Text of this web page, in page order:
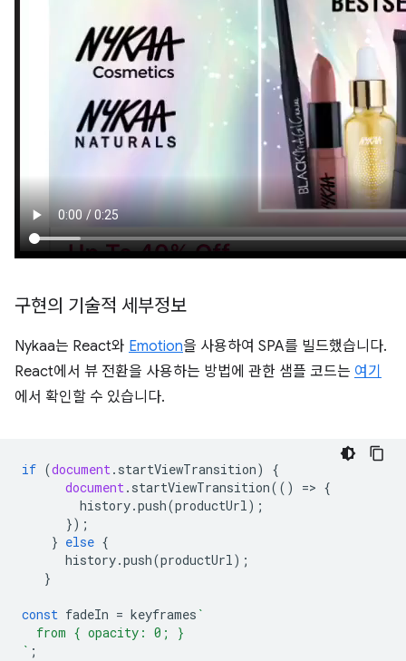
구현의 기술적 세부정보
Nykaa는 React와 Emotion을 사용하여 SPA를 빌드했습니다.
React에서 뷰 전환을 사용하는 방법에 관한 샘플 코드는 여기
에서 확인할 수 있습니다.
if (document. startViewTransition)
{
document. startViewTransition(() => {
history.push(productUrl);
});
} else {
history.push(productUrl);
}
const fadeIn = keyframes `
  from { opacity: 0; }
` ;